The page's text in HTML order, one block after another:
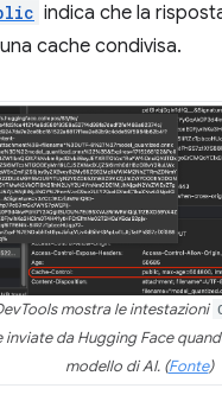
indica che la
cache condivisa.
mostra le intestazioni
inviate da Hugging Face
modello di AI. (Fonte)